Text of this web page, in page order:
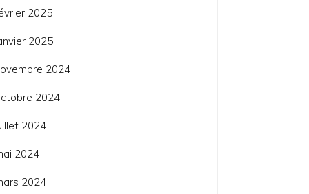
2025
2025
2024
2024
2024
2024
2024